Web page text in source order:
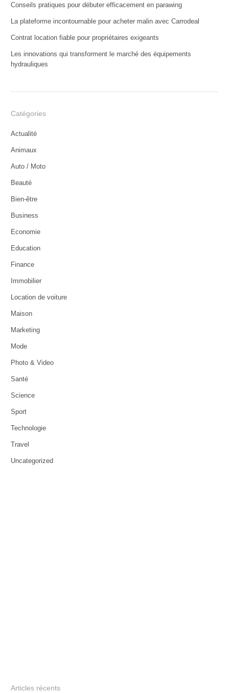
Conseils pratiques pour débuter efficacement en parawing
La plateforme incontournable pour acheter malin avec Carrodeal
Contrat location fiable pour propriétaires exigeants
Les innovations qui transforment le marché des équipements
hydrauliques
Catégories
Actualité
Animaux
Auto / Moto
Beauté
Bien-être
Business
Economie
Education
Finance
Immobilier
Location de voiture
Maison
Marketing
Mode
Photo & Video
Santé
Science
Sport
Technologie
Travel
Uncategorized
Articles récents